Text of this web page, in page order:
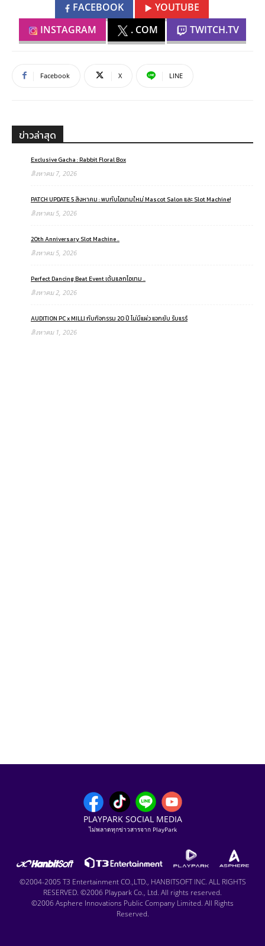
FACEBOOK
YOUTUBE
INSTAGRAM
. COM TWITCH.TV
Facebook X LINE
ข่าวล่าสุด
Exclusive Gacha : Rabbit Floral Box
สิงหาคม 7, 2026
PATCH UPDATE 5 สิงหาคม : พบกับไอเทมใหม่ Mascot Salon และ Slot Machine!
สิงหาคม 5, 2026
20th Anniversary Slot Machine ..
สิงหาคม 5, 2026
Perfect Dancing Beat Event เต้นแลกไอเทม ..
สิงหาคม 2, 2026
AUDITION PC x MILLI กับกิจกรรม 20 ปี ไม่มีแผ่ว แจกยับ รับแรร์
สิงหาคม 1, 2026
PLAYPARK SOCIAL MEDIA
ไม่พลาดทุกข่าวสารจาก PlayPark
©2004-2005 T3 Entertainment CO.,LTD., HANBITSOFT INC. ALL RIGHTS
RESERVED. ©2006 Playpark Co., Ltd. All rights reserved.
©2006 Asphere Innovations Public Company Limited. All Rights
Reserved.